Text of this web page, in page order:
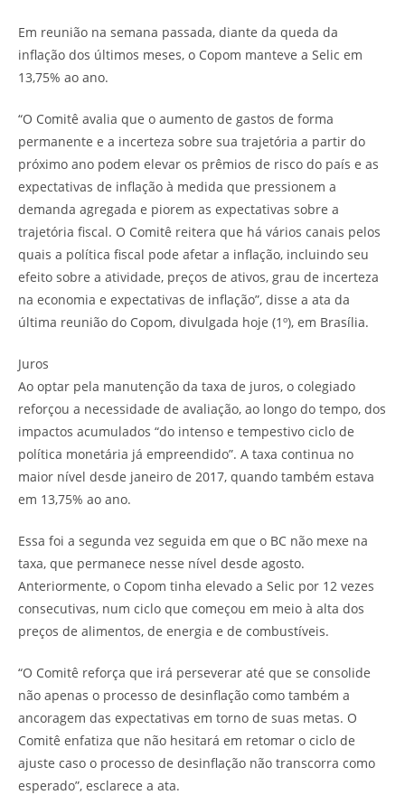
Em reunião na semana passada, diante da queda da
inflação dos últimos meses, o Copom manteve a Selic em
13,75% ao ano.
“O Comitê avalia que o aumento de gastos de forma
permanente e a incerteza sobre sua trajetória a partir do
próximo ano podem elevar os prêmios de risco do país e as
expectativas de inflação à medida que pressionem a
demanda agregada e piorem as expectativas sobre a
trajetória fiscal. O Comitê reitera que há vários canais pelos
quais a política fiscal pode afetar a inflação, incluindo seu
efeito sobre a atividade, preços de ativos, grau de incerteza
na economia e expectativas de inflação”, disse a ata da
última reunião do Copom, divulgada hoje (1º), em Brasília.
Juros
Ao optar pela manutenção da taxa de juros, o colegiado
reforçou a necessidade de avaliação, ao longo do tempo, dos
impactos acumulados “do intenso e tempestivo ciclo de
política monetária já empreendido”. A taxa continua no
maior nível desde janeiro de 2017, quando também estava
em 13,75% ao ano.
Essa foi a segunda vez seguida em que o BC não mexe na
taxa, que permanece nesse nível desde agosto.
Anteriormente, o Copom tinha elevado a Selic por 12 vezes
consecutivas, num ciclo que começou em meio à alta dos
preços de alimentos, de energia e de combustíveis.
“O Comitê reforça que irá perseverar até que se consolide
não apenas o processo de desinflação como também a
ancoragem das expectativas em torno de suas metas. O
Comitê enfatiza que não hesitará em retomar o ciclo de
ajuste caso o processo de desinflação não transcorra como
esperado”, esclarece a ata.